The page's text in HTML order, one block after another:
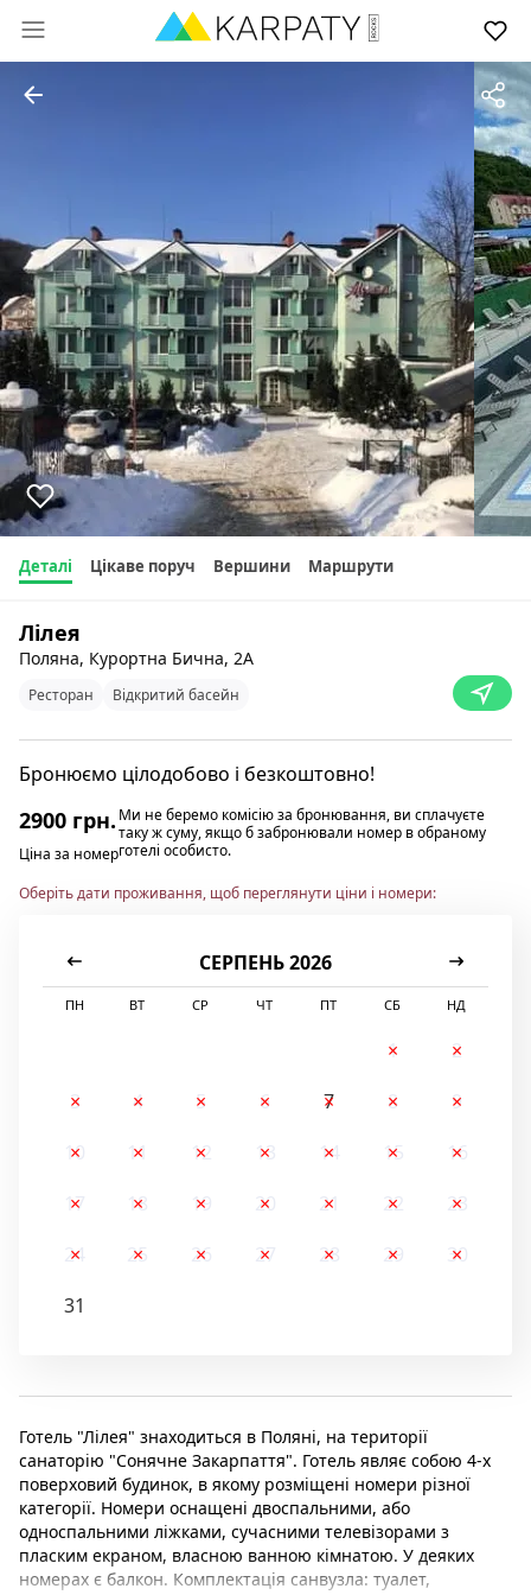
Деталі Цікаве поруч Вершини Маршрути
Лілея
Поляна, Курортна Бична, 2А
Ресторан Відкритий басейн
Бронюємо цілодобово і безкоштовно!
2900 грн.
Ціна за номер
Ми не беремо комісію за бронювання, ви сплачуєте
таку ж суму, якщо б забронювали номер в обраному
готелі особисто.
Оберіть дати проживання, щоб переглянути ціни і номери:
СЕРПЕНЬ 2026
ПН ВТ СР ЧТ ПТ СБ НД
1
2
3
4 5 6 7 8
9
10
11 12 13 14 15
16
17
18 19 20 21 22
23
24
25 26 27 28 29
30
31
Готель "Лілея" знаходиться в Поляні, на території
санаторію "Сонячне Закарпаття". Готель являє собою 4-х
поверховий будинок, в якому розміщені номери різної
категорії. Номери оснащені двоспальними, або
односпальними ліжками, сучасними телевізорами з
пласким екраном, власною ванною кімнатою. У деяких
номерах є балкон. Комплектація санвузла: туалет,